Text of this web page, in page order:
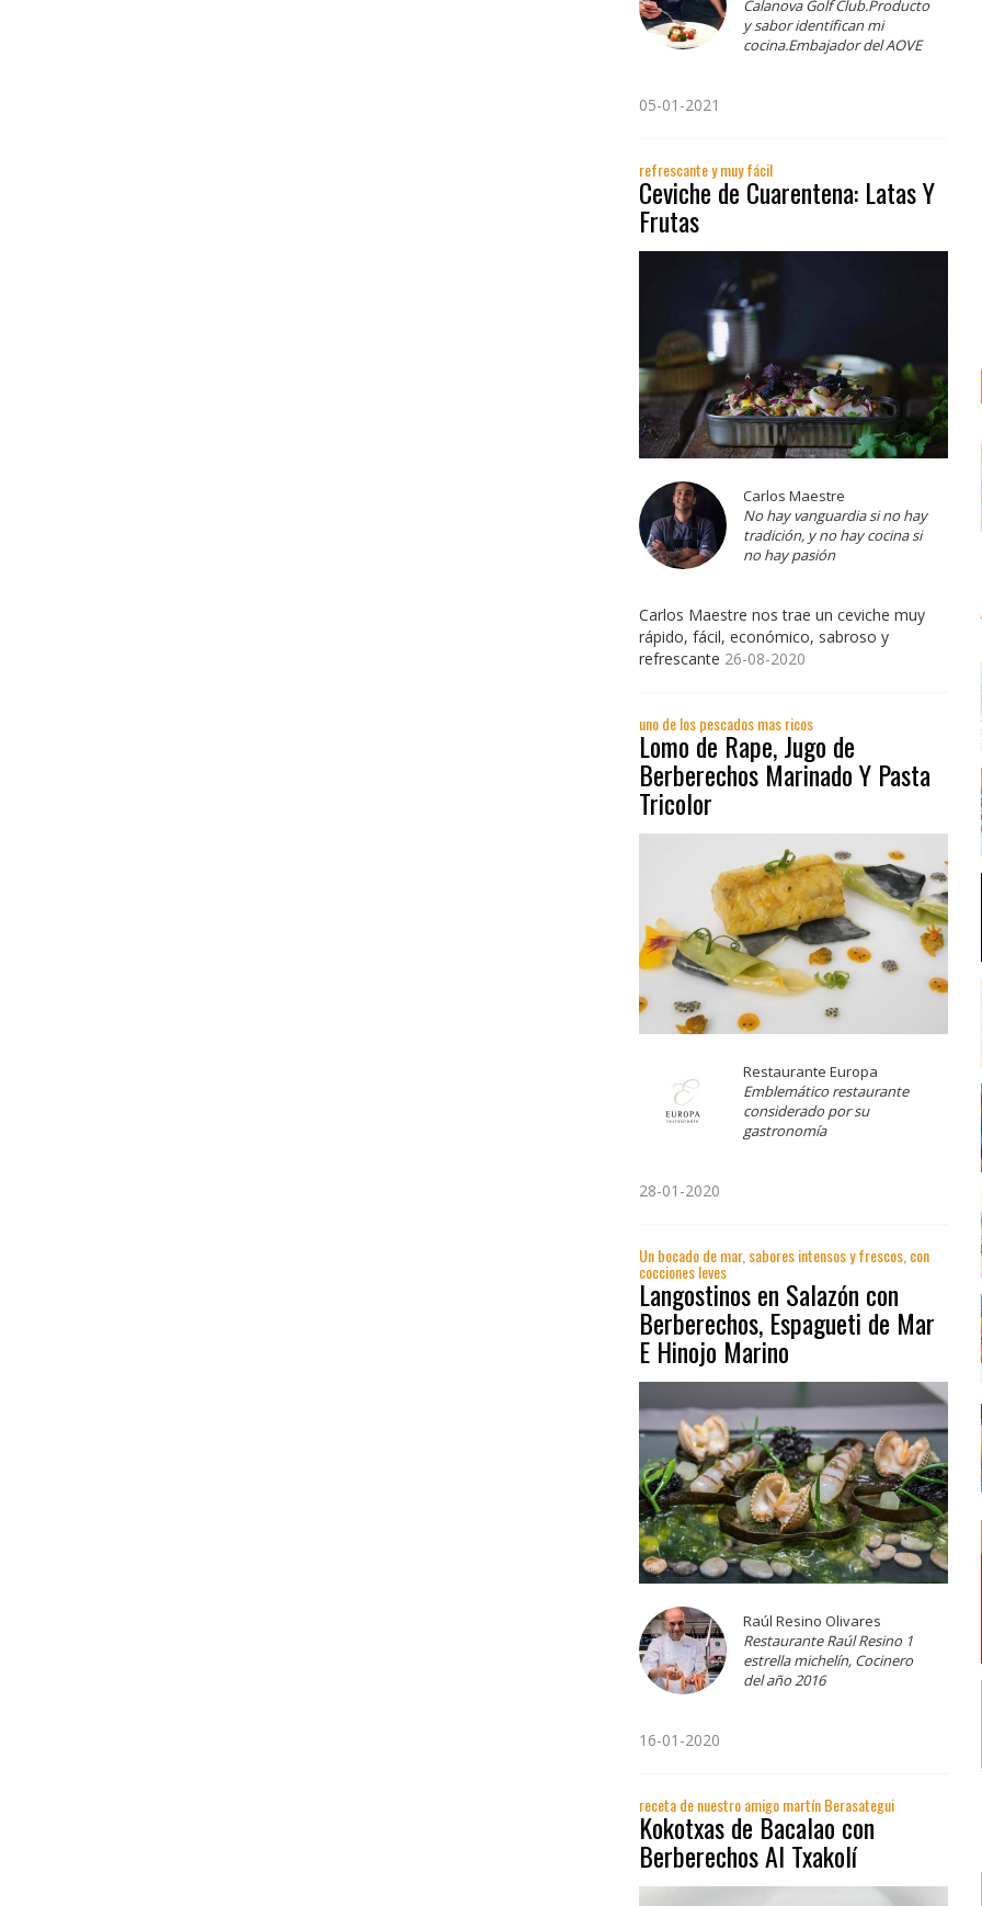
Calanova Golf Club.Producto
y sabor identifican mi
cocina.Embajador del AOVE
05-01-2021
refrescante y muy fácil
Ceviche de Cuarentena: Latas Y
Frutas
Carlos Maestre
No hay vanguardia si no hay
tradición, y no hay cocina si
no hay pasión
Carlos Maestre nos trae un ceviche muy
rápido, fácil, económico, sabroso y
refrescante 26-08-2020
uno de los pescados mas ricos
Lomo de Rape, Jugo de
Berberechos Marinado Y Pasta
Tricolor
Restaurante Europa
Emblemático restaurante
considerado por su
gastronomía
28-01-2020
Un bocado de mar, sabores intensos y frescos, con
cocciones leves
Langostinos en Salazón con
Berberechos, Espagueti de Mar
E Hinojo Marino
Raúl Resino Olivares
Restaurante Raúl Resino 1
estrella michelín, Cocinero
del año 2016
16-01-2020
receta de nuestro amigo martín Berasategui
Kokotxas de Bacalao con
Berberechos Al Txakolí